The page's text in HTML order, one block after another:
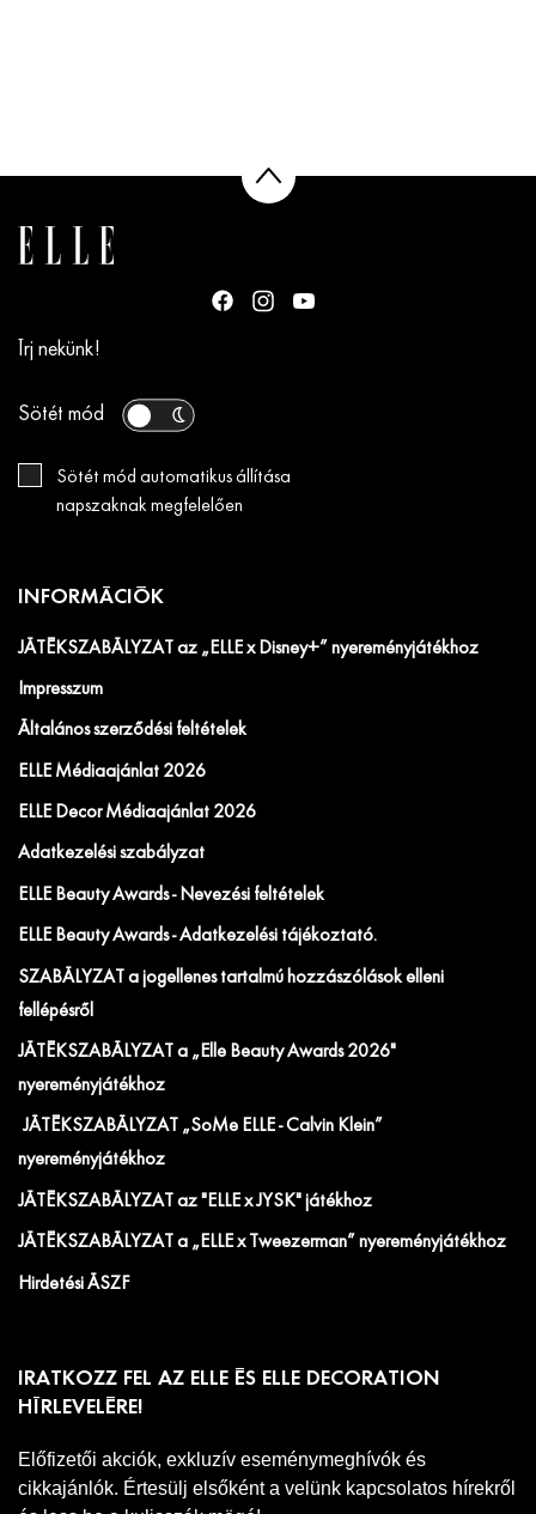
Írj nekünk!
Sötét mód
Sötét mód automatikus állítása
napszaknak megfelelően
INFORMÁCIÓK
JÁTÉKSZABÁLYZAT az „ELLE x Disney+” nyereményjátékhoz
Impresszum
Általános szerződési feltételek
ELLE Médiaajánlat 2026
ELLE Decor Médiaajánlat 2026
Adatkezelési szabályzat
ELLE Beauty Awards - Nevezési feltételek
ELLE Beauty Awards - Adatkezelési tájékoztató.
SZABÁLYZAT a jogellenes tartalmú hozzászólások elleni
fellépésről
JÁTÉKSZABÁLYZAT a „Elle Beauty Awards 2026"
nyereményjátékhoz
JÁTÉKSZABÁLYZAT „SoMe ELLE - Calvin Klein”
nyereményjátékhoz
JÁTÉKSZABÁLYZAT az "ELLE x JYSK" játékhoz
JÁTÉKSZABÁLYZAT a „ELLE x Tweezerman” nyereményjátékhoz
Hirdetési ÁSZF
IRATKOZZ FEL AZ ELLE ÉS ELLE DECORATION
HÍRLEVELÉRE!
Előfizetői akciók, exkluzív eseménymeghívók és
cikkajánlók. Értesülj elsőként a velünk kapcsolatos hírekről